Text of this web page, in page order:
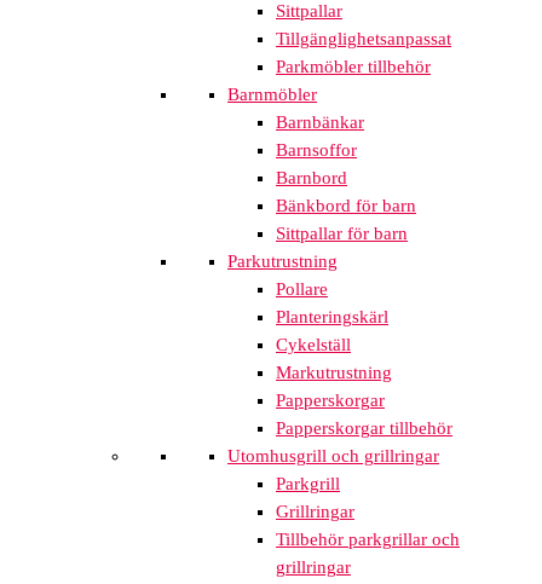
Sittpallar
Tillgänglighetsanpassat
Parkmöbler tillbehör
Barnmöbler
Barnbänkar
Barnsoffor
Barnbord
Bänkbord för barn
Sittpallar för barn
Parkutrustning
Pollare
Planteringskärl
Cykelställ
Markutrustning
Papperskorgar
Papperskorgar tillbehör
Utomhusgrill och grillringar
Parkgrill
Grillringar
Tillbehör parkgrillar och
grillringar